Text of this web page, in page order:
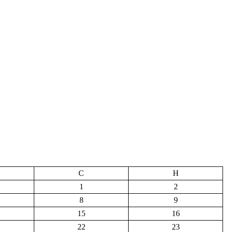
С
Н
1
2
8
9
15
16
22
23